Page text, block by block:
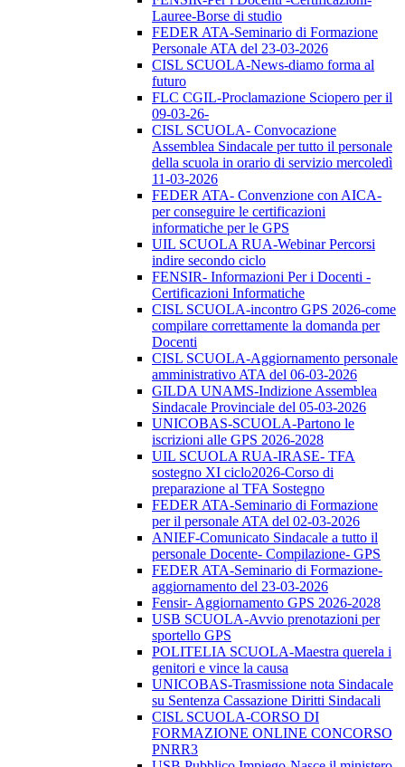
Lauree-Borse di studio
FEDER ATA-Seminario di Formazione
Personale ATA del 23-03-2026
CISL SCUOLA-News-diamo forma al
futuro
FLC CGIL-Proclamazione Sciopero per il
09-03-26-
CISL SCUOLA- Convocazione
Assemblea Sindacale per tutto il personale
della scuola in orario di servizio mercoledì
11-03-2026
FEDER ATA- Convenzione con AICA-
per conseguire le certificazioni
informatiche per le GPS
UIL SCUOLA RUA-Webinar Percorsi
indire secondo ciclo
FENSIR- Informazioni Per i Docenti -
Certificazioni Informatiche
CISL SCUOLA-incontro GPS 2026-come
compilare correttamente la domanda per
Docenti
CISL SCUOLA-Aggiornamento personale
amministrativo ATA del 06-03-2026
GILDA UNAMS-Indizione Assemblea
Sindacale Provinciale del 05-03-2026
UNICOBAS-SCUOLA-Partono le
iscrizioni alle GPS 2026-2028
UIL SCUOLA RUA-IRASE- TFA
sostegno XI ciclo2026-Corso di
preparazione al TFA Sostegno
FEDER ATA-Seminario di Formazione
per il personale ATA del 02-03-2026
ANIEF-Comunicato Sindacale a tutto il
personale Docente- Compilazione- GPS
FEDER ATA-Seminario di Formazione-
aggiornamento del 23-03-2026
Fensir- Aggiornamento GPS 2026-2028
USB SCUOLA-Avvio prenotazioni per
sportello GPS
POLITELIA SCUOLA-Maestra querela i
genitori e vince la causa
UNICOBAS-Trasmissione nota Sindacale
su Sentenza Cassazione Diritti Sindacali
CISL SCUOLA-CORSO DI
FORMAZIONE ONLINE CONCORSO
PNRR3